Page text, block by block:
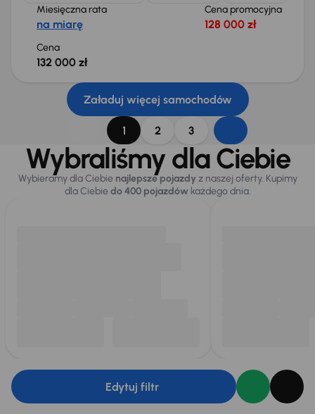
Miesięczna rata
na miarę
Cena promocyjna
128 000 zł
Cena
132 000 zł
Załaduj więcej samochodów
1 2 3
Wybraliśmy dla Ciebie
Wybieramy dla Ciebie najlepsze pojazdy z naszej oferty. Kupimy
dla Ciebiedo 400 pojazdówkażdego dnia.
Edytuj filtr